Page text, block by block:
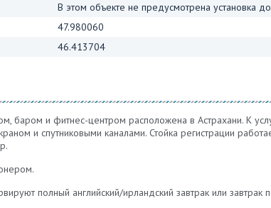
В этом объекте не предусмотрена установка
47.980060
46.413704
баром и фитнес-центром расположена в Астрахани. К
и спутниковыми каналами. Стойка регистрации
полный английский/ирландский завтрак или завтрак